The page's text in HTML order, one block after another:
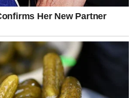
emocije mnogo dublje nego
na vidjelo i potpuno mijenja vaš